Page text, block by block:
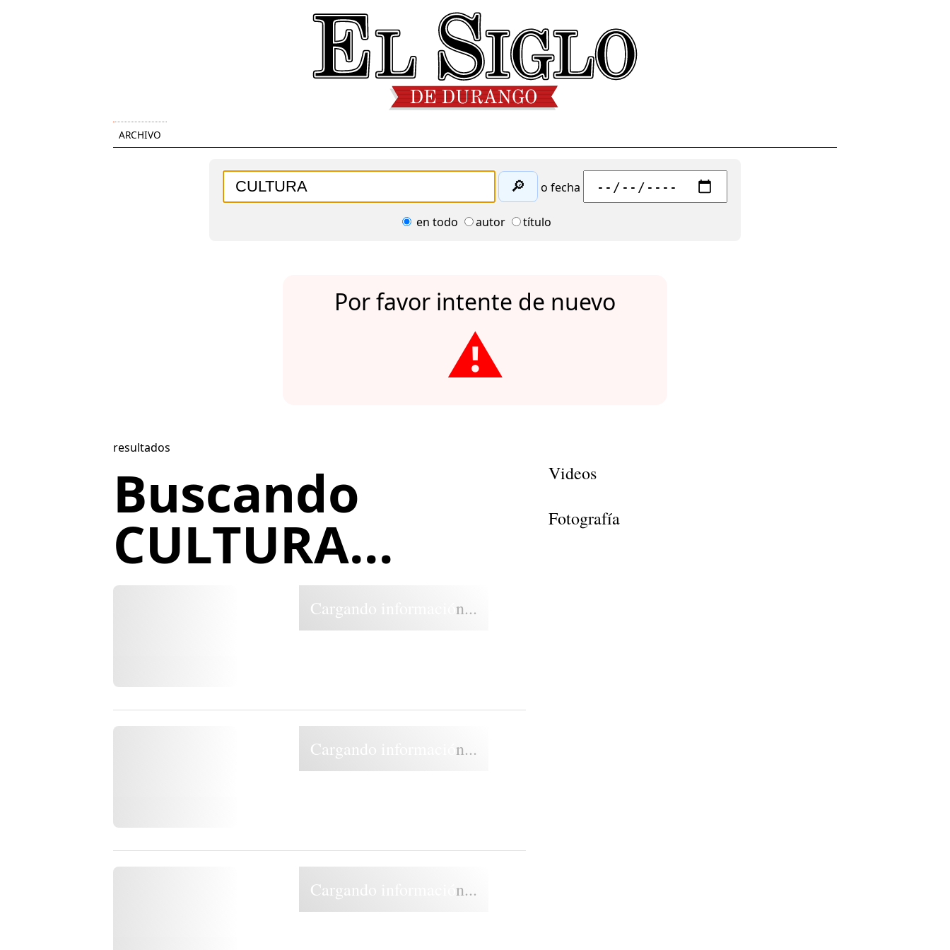
ARCHIVO
🔎 o fecha
en todo autor título
Por favor intente de nuevo
⚠️
resultados
Buscando
CULTURA...
Cargando información...
Cargando información...
Cargando información...
Videos
Fotografía